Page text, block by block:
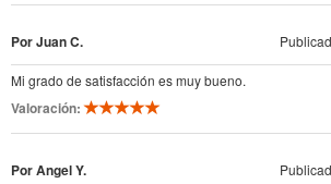
Por Juan C.
Mi grado de satisfacción es muy bueno.
Valoración:
Por Angel Y.